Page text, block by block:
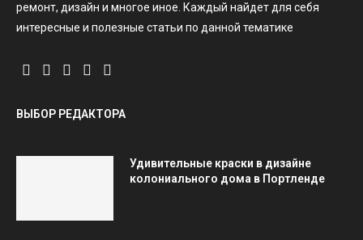
ремонт, дизайн и многое иное. Каждый найдет для себя
интересные и полезные статьи по данной тематике
ВЫБОР РЕДАКТОРА
Удивительные краски в дизайне
колониального дома в Портленде